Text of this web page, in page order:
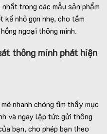
trong các mẫu sản phẩm
nhỏ gọn nhẹ, cho tầm
ngoại thông minh.
thông minh phát hiện
nhanh chóng tìm thấy mục
và ngay lập tức gửi thông
bạn, cho phép bạn theo